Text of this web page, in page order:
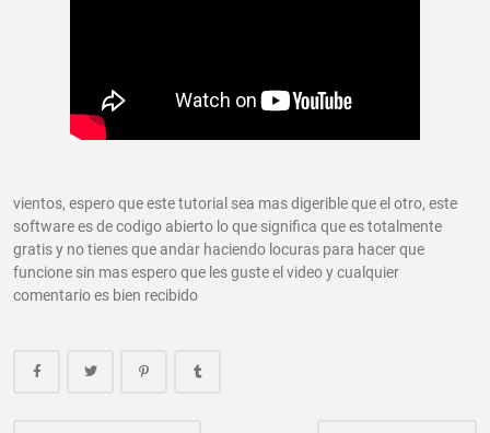
vientos, espero que este tutorial sea mas digerible que el otro, este
software es de codigo abierto lo que significa que es totalmente
gratis y no tienes que andar haciendo locuras para hacer que
funcione sin mas espero que les guste el video y cualquier
comentario es bien recibido